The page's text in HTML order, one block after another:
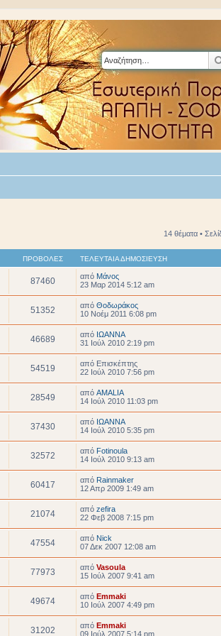
14 θέματα •
ΠΡΟΒΟΛΈΣ ΤΕΛΕΥΤΑΊΑ ΔΗΜΟΣΊΕΥΣΗ
87460 από Μάνος
23 Μαρ 2014 5:12 am
51352 από Θοδωράκος
10 Νοέμ 2011 6:08 pm
46689 από ΙΩΑΝΝΑ
31 Ιούλ 2010 2:19 pm
54519 από Επισκέπτης
22 Ιούλ 2010 7:56 pm
28549 από AMALIA
14 Ιούλ 2010 11:03 pm
37430 από ΙΩΑΝΝΑ
14 Ιούλ 2010 5:35 pm
32572 από Fotinoula
14 Ιούλ 2010 9:13 am
60417 από Rainmaker
12 Απρ 2009 1:49 am
21074 από zefira
22 Φεβ 2008 7:15 pm
47554 από Nick
07 Δεκ 2007 12:08 am
77973 από Vasoula
15 Ιούλ 2007 9:41 am
49674 από Emmaki
10 Ιούλ 2007 4:49 pm
31202 από Emmaki
09 Ιούλ 2007 5:14 pm